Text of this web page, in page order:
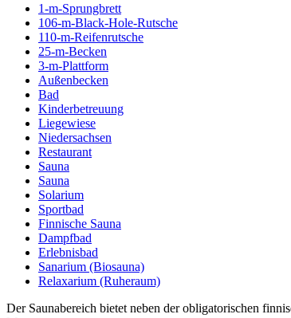
1-m-Sprungbrett
106-m-Black-Hole-Rutsche
110-m-Reifenrutsche
25-m-Becken
3-m-Plattform
Außenbecken
Bad
Kinderbetreuung
Liegewiese
Niedersachsen
Restaurant
Sauna
Sauna
Solarium
Sportbad
Finnische Sauna
Dampfbad
Erlebnisbad
Sanarium (Biosauna)
Relaxarium (Ruheraum)
Der Saunabereich bietet neben der obligatorischen